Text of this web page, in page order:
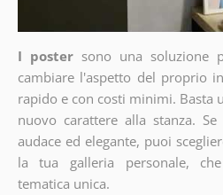
I poster sono una soluzione
cambiare l'aspetto del proprio
rapido e con costi minimi. Basta
nuovo carattere alla stanza.
audace ed elegante, puoi
la tua galleria personale,
tematica unica.